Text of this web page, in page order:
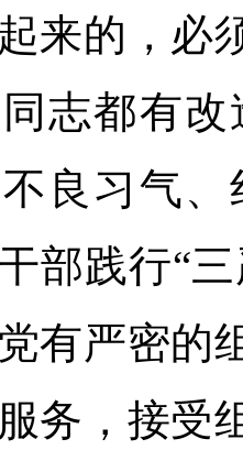
来的，必
志都有
良习气
部践行“
有严密的
务，接受